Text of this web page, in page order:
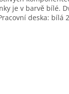
je v barvě bílé.
deska: bílá